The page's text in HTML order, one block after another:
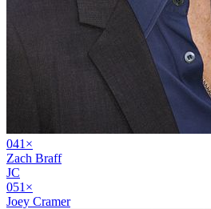
041 ×
Zach Braff
JC
051 ×
Joey Cramer